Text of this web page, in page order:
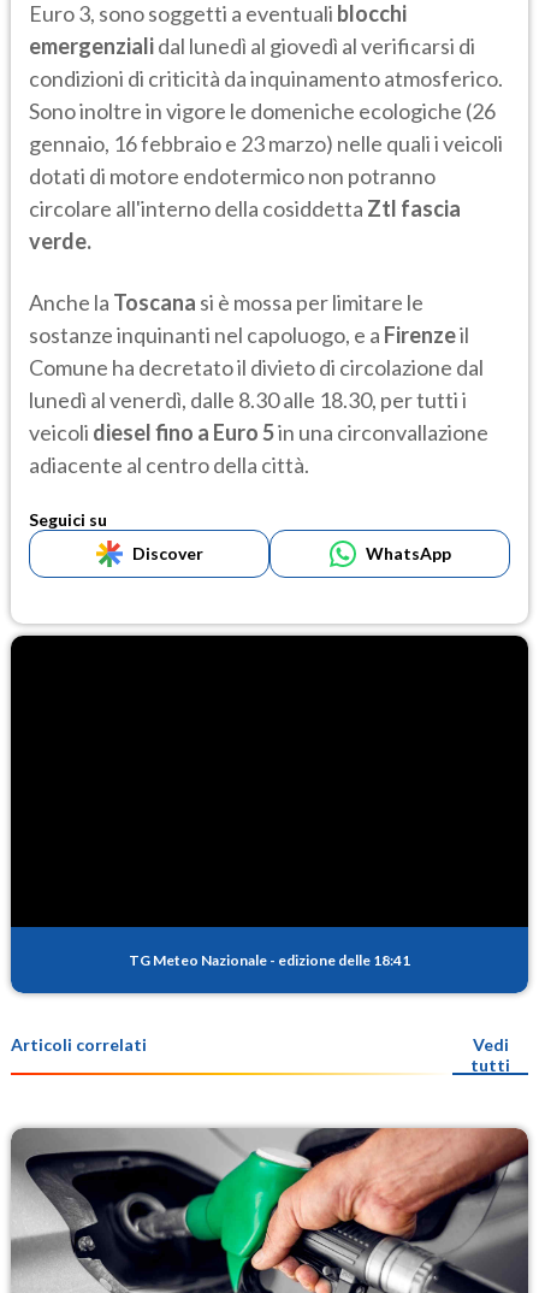
Euro 3, sono soggetti a eventuali blocchi
emergenzialidal lunedì al giovedì al verificarsi di
condizioni di criticità da inquinamento atmosferico.
Sono inoltre in vigore le domeniche ecologiche (26
gennaio, 16 febbraio e 23 marzo) nelle quali i veicoli
dotati di motore endotermico non potranno
circolare all'interno della cosiddetta Ztl fascia
verde.
Anche la Toscana si è mossa per limitare le
sostanze inquinanti nel capoluogo, e a Firenzeil
Comune ha decretato il divieto di circolazione dal
lunedì al venerdì, dalle 8.30 alle 18.30, per tutti i
veicoli diesel fino a Euro 5in una circonvallazione
adiacente al centro della città.
Seguici su
Discover
WhatsApp
TG Meteo Nazionale - edizione delle 18:41
Articoli correlati
Vedi
tutti